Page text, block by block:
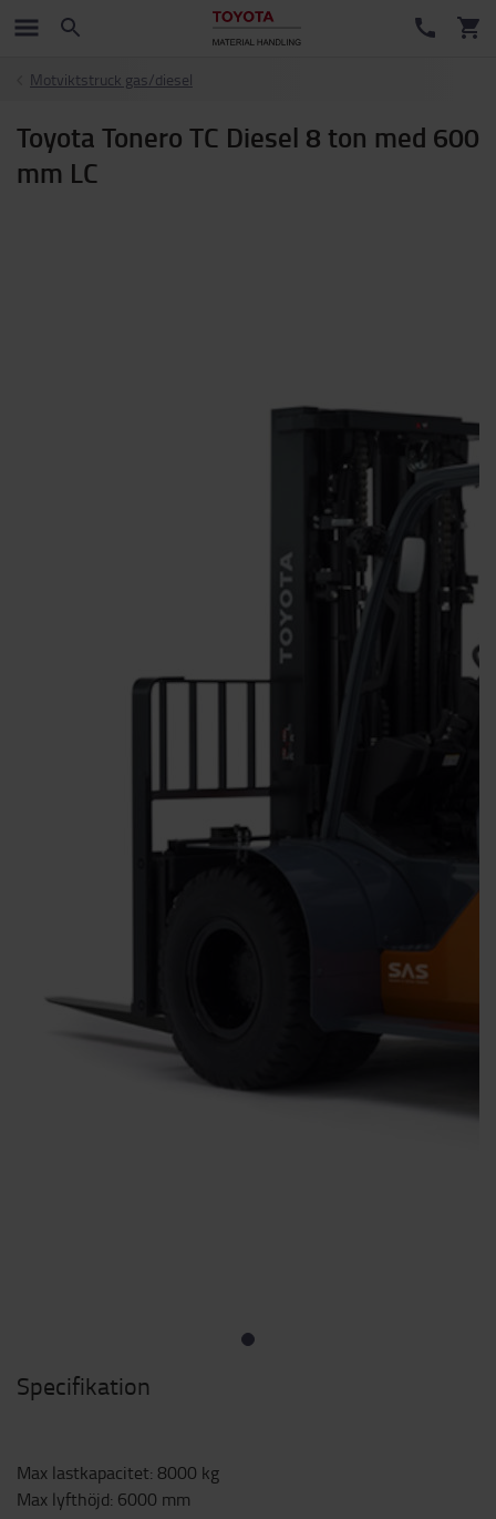
Motviktstruck gas/diesel
Toyota Tonero TC Diesel 8 ton med 600
mm LC
Specifikation
Max lastkapacitet: 8000 kg
Max lyfthöjd: 6000 mm